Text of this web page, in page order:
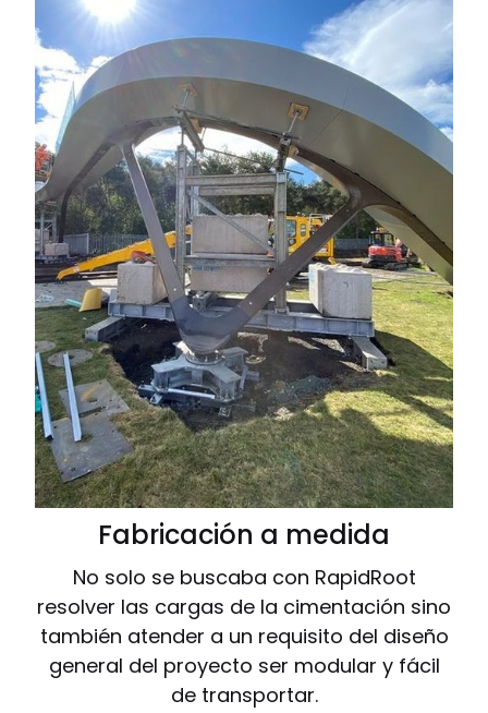
Fabricación a medida
No solo se buscaba con RapidRoot
resolver las cargas de la cimentación sino
también atender a un requisito del diseño
general del proyecto ser modular y fácil
de transportar.